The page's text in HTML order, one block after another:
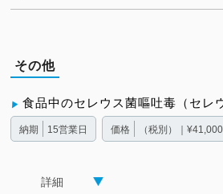
その他
食品中のセレウス菌嘔吐毒（セレ
納期 15営業日 価格 （税別）｜¥41,000
詳細